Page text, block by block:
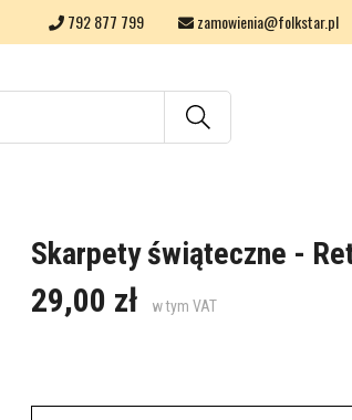
792 877 799 zamowienia@folkstar.pl
Skarpety świąteczne -
29,00 zł w tym VAT